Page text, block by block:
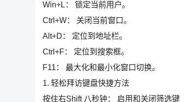
Win+L： 锁定当前用户。
Ctrl+W： 关闭当前窗口。
Alt+D： 定位到地址栏。
Ctrl+F： 定位到搜索框。
F11： 最大化和最小化窗口切换。
1. 轻松拜访键盘快捷方法
按住右Shift 八秒钟： 启用和关闭筛选键